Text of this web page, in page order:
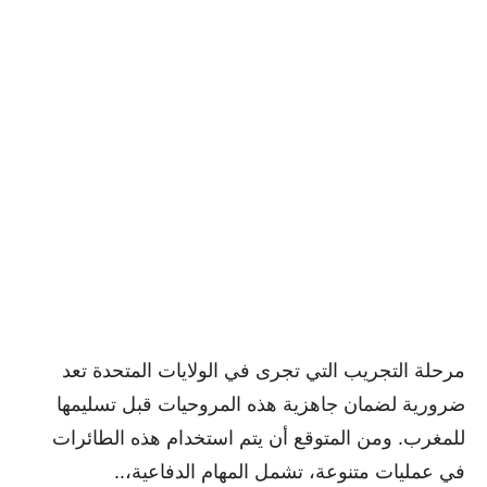
مرحلة التجريب التي تجرى في الولايات المتحدة تعد
ضرورية لضمان جاهزية هذه المروحيات قبل تسليمها
للمغرب. ومن المتوقع أن يتم استخدام هذه الطائرات
في عمليات متنوعة، تشمل المهام الدفاعية،..